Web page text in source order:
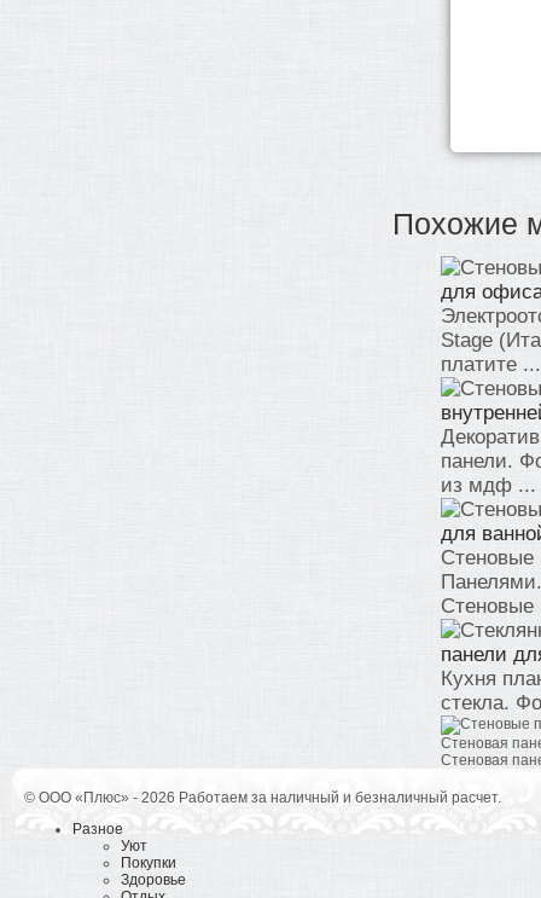
Похожие
для
Stage
платите ...
панели.
из мдф ...
для
Стеновые
Стеновые
панели
Кухня
стекла.
Стеновая
Стеновая
© ООО «Плюс» - 2026 Работаем за наличный и безналичный расчет.
Разное
Уют
Покупки
Здоровье